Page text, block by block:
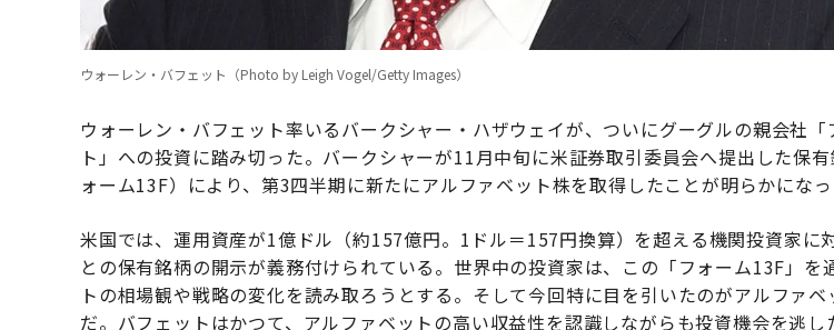
ウォーレン・バフェット（Photo by Leigh Vogel/Getty Images）
ウォーレン・バフェット率いるバークシャー・ハザウェイが、ついにグーグルの親会社「
ト」への投資に踏み切った。バークシャーが11月中旬に米証券取引委員会へ提出した保
ォーム13F）により、第3四半期に新たにアルファベット株を取得したことが明らかになっ
米国では、運用資産が1億ドル（約157億円。1ドル＝157円換算）を超える機関投資家に
との保有銘柄の開示が義務付けられている。世界中の投資家は、この「フォーム13F」を
トの相場観や戦略の変化を読み取ろうとする。そして今回特に目を引いたのがアルファベ
だ。バフェットはかつて、アルファベットの高い収益性を認識しながらも投資機会を逃し